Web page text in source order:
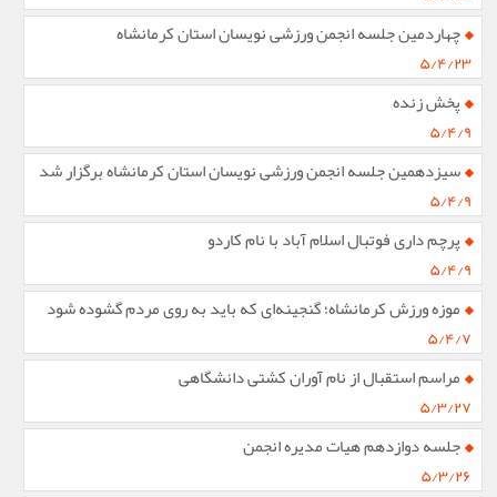
چهاردمین جلسه انجمن ورزشی نویسان استان کرمانشاه
۵/۴/۲۳
پخش زنده
۵/۴/۹
سیزدهمین جلسه انجمن ورزشی نویسان استان کرمانشاه برگزار شد
۵/۴/۹
پرچم داری فوتبال اسلام آباد با نام کاردو
۵/۴/۹
موزه ورزش کرمانشاه؛ گنجینه‌ای که باید به روی مردم گشوده شود
۵/۴/۷
مراسم استقبال از نام آوران کشتی دانشگاهی
۵/۳/۲۷
جلسه دوازدهم هیات مدیره انجمن
۵/۳/۲۶